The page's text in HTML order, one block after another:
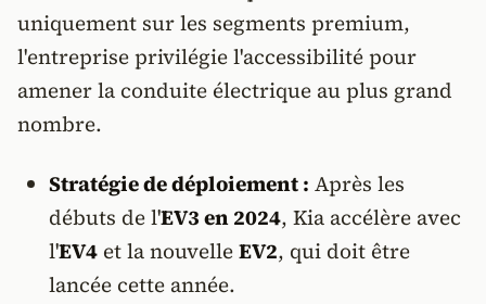
uniquement sur les segments premium,
l'entreprise privilégie l'accessibilité pour
amener la conduite électrique au plus grand
nombre.
Stratégie de déploiement : Après les
débuts de l'EV3 en 2024, Kia accélère avec
l'EV4et la nouvelleEV2, qui doit être
lancée cette année.